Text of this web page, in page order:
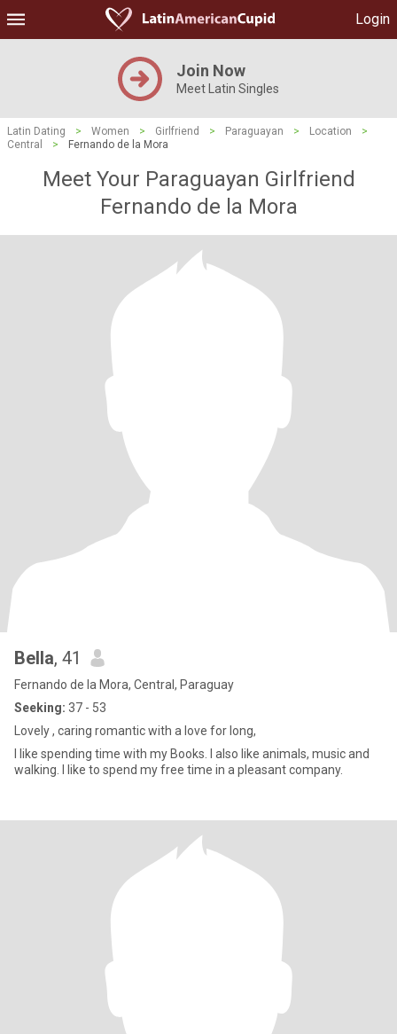
Login
Join Now
Meet Latin Singles
Latin Dating > Women > Girlfriend > Paraguayan > Location
>
Central
> Fernando de la Mora
Meet Your Paraguayan Girlfriend
Fernando de la Mora
Bella, 41
Fernando de la Mora, Central, Paraguay
Seeking: 37 - 53
Lovely , caring romantic with a love for long,
I like spending time with my Books. I also like animals, music and
walking. I like to spend my free time in a pleasant company.